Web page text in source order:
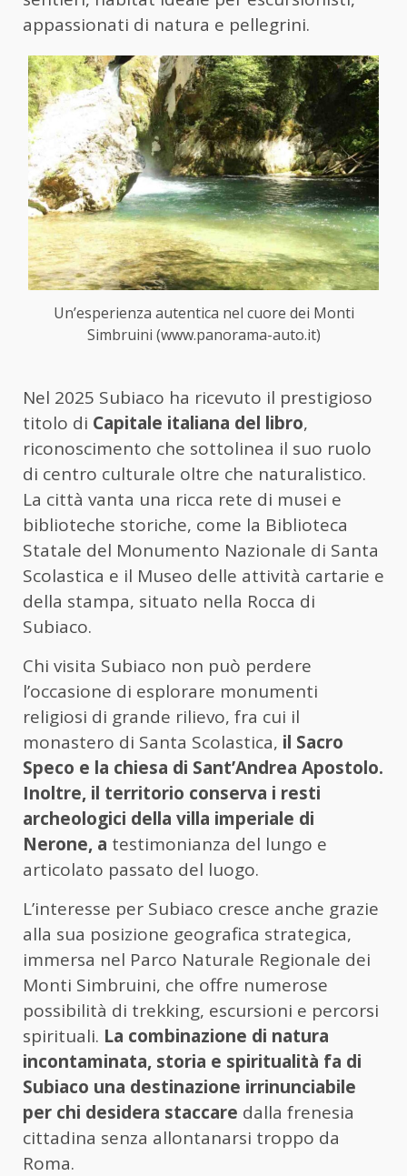
appassionati di natura e pellegrini.
Un’esperienza autentica nel cuore dei Monti
Simbruini (www.panorama-auto.it)
Nel 2025 Subiaco ha ricevuto il prestigioso
titolo di Capitale italiana del libro,
riconoscimento che sottolinea il suo ruolo
di centro culturale oltre che naturalistico.
La città vanta una ricca rete di musei e
biblioteche storiche, come la Biblioteca
Statale del Monumento Nazionale di Santa
Scolastica e il Museo delle attività cartarie e
della stampa, situato nella Rocca di
Subiaco.
Chi visita Subiaco non può perdere
l’occasione di esplorare monumenti
religiosi di grande rilievo, fra cui il
monastero di Santa Scolastica, il Sacro
Speco e la chiesa di Sant’Andrea Apostolo.
Inoltre, il territorio conserva i resti
archeologici della villa imperiale di
Nerone, a testimonianza del lungo e
articolato passato del luogo.
L’interesse per Subiaco cresce anche grazie
alla sua posizione geografica strategica,
immersa nel Parco Naturale Regionale dei
Monti Simbruini, che offre numerose
possibilità di trekking, escursioni e percorsi
spirituali. La combinazione di natura
incontaminata, storia e spiritualità fa di
Subiaco una destinazione irrinunciabile
per chi desidera staccare dalla frenesia
cittadina senza allontanarsi troppo da
Roma.